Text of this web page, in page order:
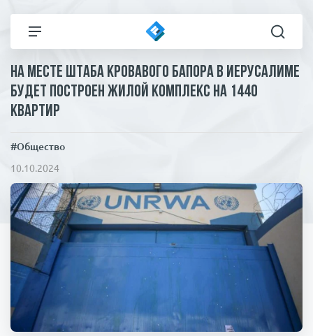
Все новости
Экономика
Общество
Коронавирус
Происшествия
Технологии
Пресса
Статьи
ЧП И КРИМИНАЛ
1000 мелочей
На месте штаба кровавого БАПОРа в Иерусалиме
будет построен жилой комплекс на 1440
квартир
#Общество
10.10.2024